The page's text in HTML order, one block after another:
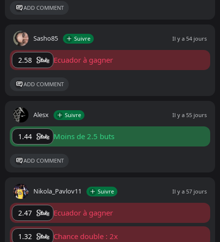
ADD COMMENT
Sasho85 Suivre Il y a 54 jours
2.58 Ecuador à gagner
ADD COMMENT
Alesx Suivre Il y a 55 jours
1.44 Moins de 2.5 buts
ADD COMMENT
Nikola_Pavlov11 Suivre Il y a 57 jours
2.47 Ecuador à gagner
1.32 Chance double : 2x